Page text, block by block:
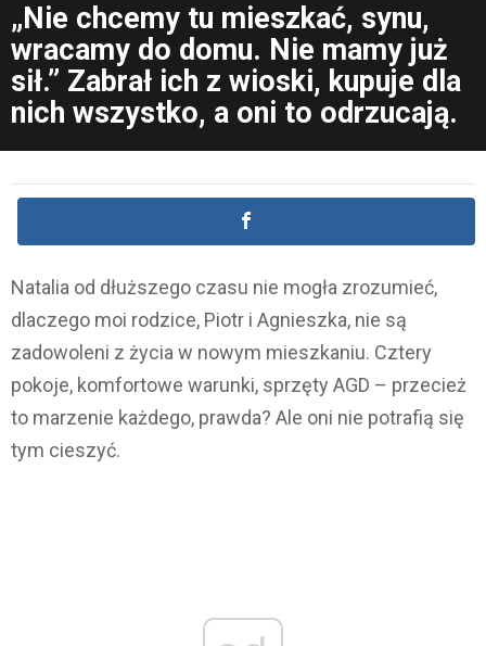
„Nie chcemy tu mieszkać, synu,
wracamy do domu. Nie mamy już
sił.” Zabrał ich z wioski, kupuje dla
nich wszystko, a oni to odrzucają.
Natalia od dłuższego czasu nie mogła zrozumieć,
dlaczego moi rodzice, Piotr i Agnieszka, nie są
zadowoleni z życia w nowym mieszkaniu. Cztery
pokoje, komfortowe warunki, sprzęty AGD – przecież
to marzenie każdego, prawda? Ale oni nie potrafią się
tym cieszyć.